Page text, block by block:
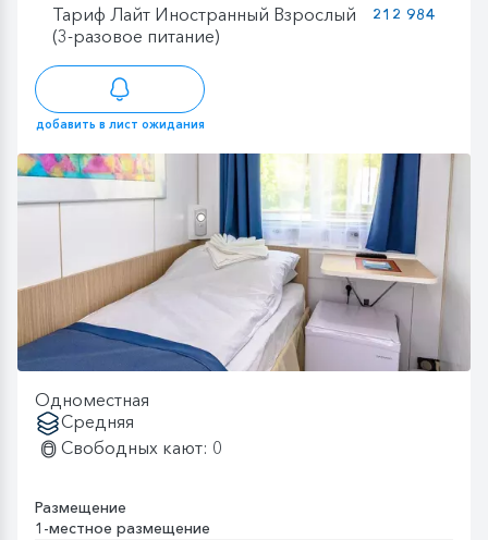
Тариф Лайт Иностранный Взрослый
(3-разовое питание)
212 984
добавить в лист ожидания
Одноместная
Средняя
Свободных кают: 0
Размещение
1-местное размещение